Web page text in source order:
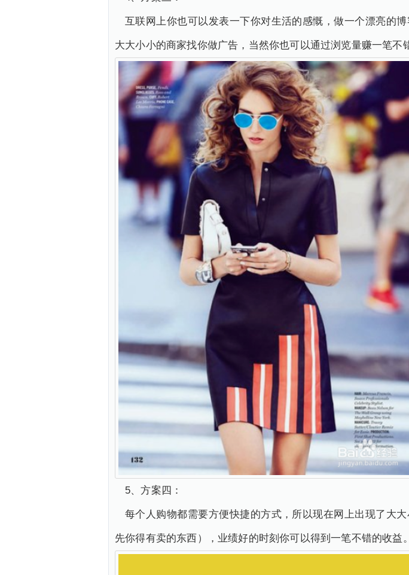
互联网上你也可以发表一下你对生活的感慨，做一个漂亮的
大大小小的商家找你做广告，当然你也可以通过浏览量赚一笔不
5、方案四：
每个人购物都需要方便快捷的方式，所以现在网上出现了大
先你得有卖的东西），业绩好的时刻你可以得到一笔不错的收益。